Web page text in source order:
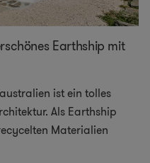
Earthship mit
ist ein tolles
Als Earthship
Materialien